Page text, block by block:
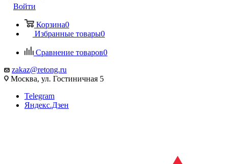
Войти
Корзина0
Избранные товары0
Сравнение товаров0
zakaz@retong.ru
Москва, ул. Гостиничная 5
Telegram
Яндекс.Дзен